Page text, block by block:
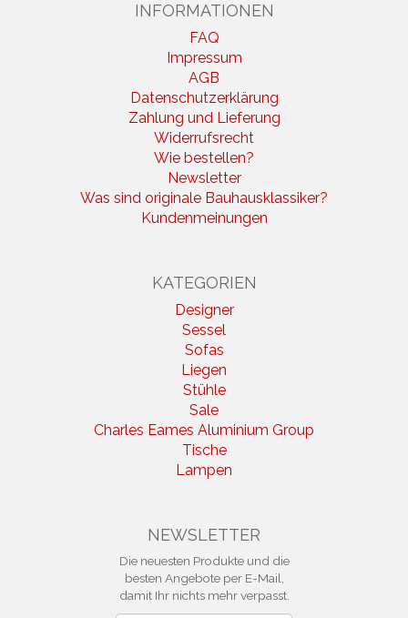
INFORMATIONEN
FAQ
Impressum
AGB
Datenschutzerklärung
Zahlung und Lieferung
Widerrufsrecht
Wie bestellen?
Newsletter
Was sind originale Bauhausklassiker?
Kundenmeinungen
KATEGORIEN
Designer
Sessel
Sofas
Liegen
Stühle
Sale
Charles Eames Aluminium Group
Tische
Lampen
NEWSLETTER
Die neuesten Produkte und die
besten Angebote per E-Mail,
damit Ihr nichts mehr verpasst.